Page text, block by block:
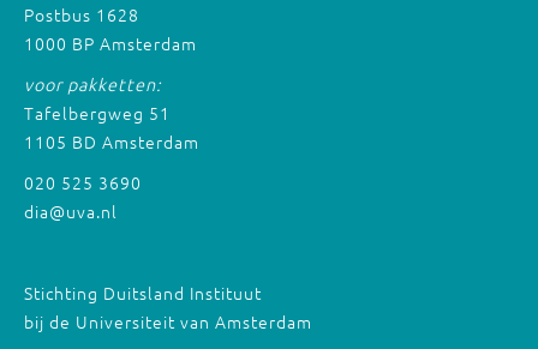
Postbus 1628
1000 BP Amsterdam
voor pakketten:
Tafelbergweg 51
1105 BD Amsterdam
020 525 3690
dia@uva.nl
Stichting Duitsland Instituut
bij de Universiteit van Amsterdam